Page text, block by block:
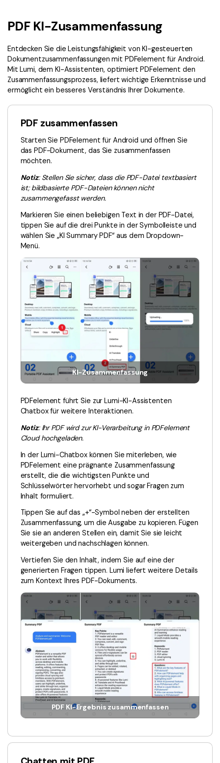
Online PDF Tools
PDF zu Word
PDF komprimieren
PDF zusammenfügen
Word zu PDF
Weitere Online-Tools
PDF konvertieren
PDF komprimieren
PDF organisieren
Professionelle Anwender
PDF Formular
PDF Signieren
PDF schützen
PDF Stapelbearbeiten
PDF OCR
PDF-Daten extrahieren
PDF freigeben
eSign PDFs rechtmäßig Neu
Branchen
Bildung
Rechtliches
Gesundheitswesen
Finanzen
Regierung
Veröffentlichung
Freiberufler
Alle PDF-Funktionen
Komprimieren Tipps
Weitere Themen finden
Warum PDFelement
Kundengeschichten
PDF-Software-Vergleich
G2 Awards
Bessere Nutzung
Technische Daten
Kontakt zum Support
Was ist NEU
Benutzerhandbuch
PDFelement für Windows
PDFelement für Mac
PDFelement für iOS
PDFelement für Android
Mehr erfahren
Bewertungen
Kostenlose PDF-Vorlagen
PDF-Wissen
PDF-bezogene Informationen, die Sie benötigen.
Download-Zentrum
Laden Sie die leistungsstärksten und einfachsten PDF-Tools
PDF KI-Zusammenfassung
Entdecken Sie die Leistungsfähigkeit von KI-gesteuerten
Dokumentzusammenfassungen mit PDFelement für Android.
Mit Lumi, dem KI-Assistenten, optimiert PDFelement den
Zusammenfassungsprozess, liefert wichtige Erkenntnisse und
ermöglicht ein besseres Verständnis Ihrer Dokumente.
PDF zusammenfassen
Starten Sie PDFelement für Android und öffnen Sie
das PDF-Dokument, das Sie zusammenfassen
möchten.
Notiz: Stellen Sie sicher, dass die PDF-Datei textbasiert
ist; bildbasierte PDF-Dateien können nicht
zusammengefasst werden.
Markieren Sie einen beliebigen Text in der PDF-Datei,
tippen Sie auf die drei Punkte in der Symbolleiste und
wählen Sie „KI Summary PDF“ aus dem Dropdown-
Menü.
KI-Zusammenfassung
PDFelement führt Sie zur Lumi-KI-Assistenten
Chatbox für weitere Interaktionen.
Notiz: Ihr PDF wird zur KI-Verarbeitung in PDFelement
Cloud hochgeladen.
In der Lumi-Chatbox können Sie miterleben, wie
PDFelement eine prägnante Zusammenfassung
erstellt, die die wichtigsten Punkte und
Schlüsselwörter hervorhebt und sogar Fragen zum
Inhalt formuliert.
Tippen Sie auf das „+“-Symbol neben der erstellten
Zusammenfassung, um die Ausgabe zu kopieren. Fügen
Sie sie an anderen Stellen ein, damit Sie sie leicht
weitergeben und nachschlagen können.
Vertiefen Sie den Inhalt, indem Sie auf eine der
generierten Fragen tippen. Lumi liefert weitere Details
zum Kontext Ihres PDF-Dokuments.
PDF KI-Ergebnis zusammenfassen